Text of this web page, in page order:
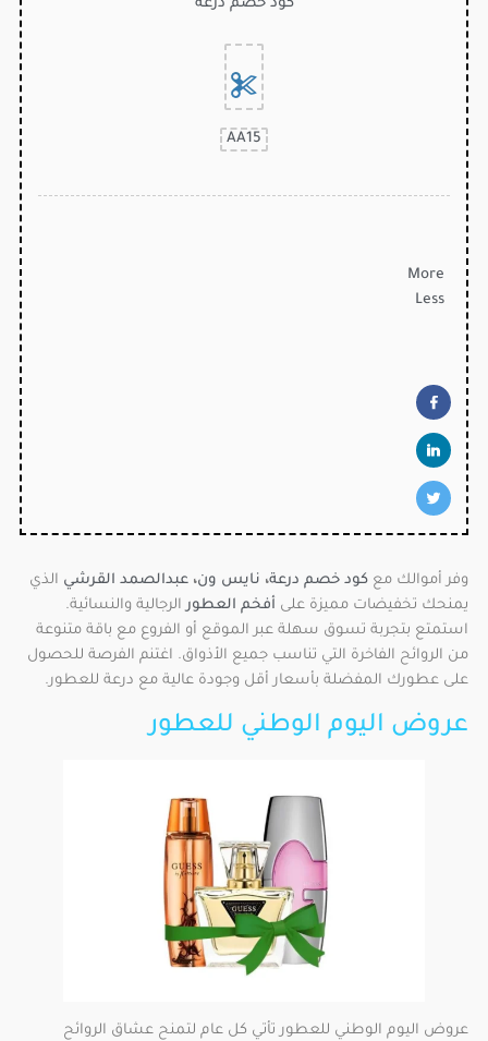
كود خصم درعة
AA15
More
Less
وفر أموالك مع كود خصم درعة، نايس ون، عبدالصمد القرشي الذي
يمنحك تخفيضات مميزة على أفخم العطور الرجالية والنسائية.
استمتع بتجربة تسوق سهلة عبر الموقع أو الفروع مع باقة متنوعة
من الروائح الفاخرة التي تناسب جميع الأذواق. اغتنم الفرصة للحصول
على عطورك المفضلة بأسعار أقل وجودة عالية مع درعة للعطور.
عروض اليوم الوطني للعطور
عروض اليوم الوطني للعطور تأتي كل عام لتمنح عشاق الروائح